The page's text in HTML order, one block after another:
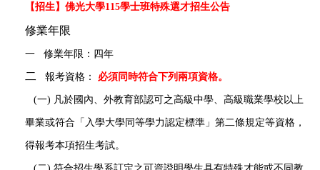
【招生】佛光大學115學士班特殊選才招生公告
修業年限
一 修業年限：四年
二 報考資格： 必須同時符合下列兩項資格。
(一) 凡於國內、外教育部認可之高級中學、高級職業學校以上
畢業或符合「入學大學同等學力認定標準」第二條規定等資格，
得報考本項招生考試。